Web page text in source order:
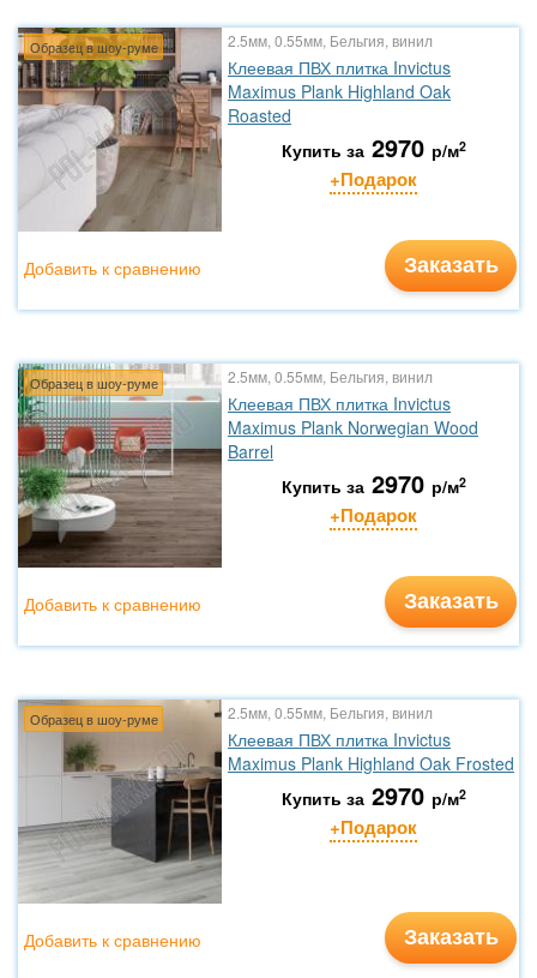
Образец в шоу-руме 2.5мм, 0.55мм, Бельгия, винил
Клеевая ПВХ плитка Invictus
Maximus Plank Highland Oak
Roasted
Купить за 2970 р/м2
+Подарок
Заказать
Добавить к сравнению
Образец в шоу-руме 2.5мм, 0.55мм, Бельгия, винил
Клеевая ПВХ плитка Invictus
Maximus Plank Norwegian Wood
Barrel
Купить за 2970 р/м2
+Подарок
Заказать
Добавить к сравнению
Образец в шоу-руме 2.5мм, 0.55мм, Бельгия, винил
Клеевая ПВХ плитка Invictus
Maximus Plank Highland Oak Frosted
Купить за 2970 р/м2
+Подарок
Заказать
Добавить к сравнению